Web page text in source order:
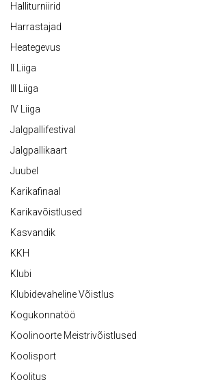
Halliturniirid
Harrastajad
Heategevus
II Liiga
III Liiga
IV Liiga
Jalgpallifestival
Jalgpallikaart
Juubel
Karikafinaal
Karikavõistlused
Kasvandik
KKH
Klubi
Klubidevaheline Võistlus
Kogukonnatöö
Koolinoorte Meistrivõistlused
Koolisport
Koolitus